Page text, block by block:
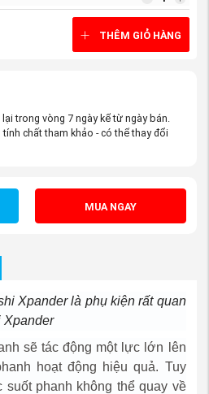
sau xe Mitsubishi Xpander
xe Mitsubishi Xpander
THÊM GIỎ HÀNG
trong vòng 7 ngày kể từ ngày bán.
chất tham khảo - có thể thay đổi
MUA NGAY
Xpander là phụ kiện rất quan
Xpander
sẽ tác động một lực lớn lên
hoạt động hiệu quả. Tuy
suốt phanh không thể quay về